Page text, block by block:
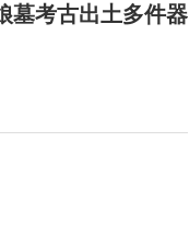
考古出土多件器